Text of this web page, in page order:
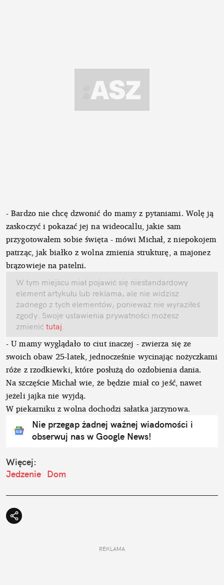
- Bardzo nie chcę dzwonić do mamy z pytaniami. Wolę ją
zaskoczyć i pokazać jej na wideocallu, jakie sam
przygotowałem sobie święta - mówi Michał, z niepokojem
patrząc, jak białko z wolna zmienia strukturę, a majonez
brązowieje na patelni.
W tym miejscu miał pojawić się niestandardowy
element artykułu lub reklama, ale nie widzisz
żadnego z tych elementów, ponieważ nie wyraziłeś
zgody. Swoje ustawienia prywatności możesz
zmienić tutaj.
- U mamy wyglądało to ciut inaczej - zwierza się ze
swoich obaw 25-latek, jednocześnie wycinając nożyczkami
róże z rzodkiewki, które posłużą do ozdobienia dania.
Na szczęście Michał wie, że będzie miał co jeść, nawet
jeżeli jajka nie wyjdą.
W piekarniku z wolna dochodzi sałatka jarzynowa.
Nie przegap żadnej ważnej wiadomości i
obserwuj nas w Google News!
Więcej:
Jedzenie Dom
REKLAMA